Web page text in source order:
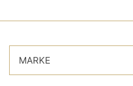
MARKE